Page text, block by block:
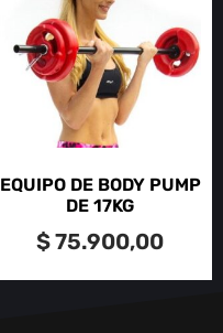
EQUIPO DE BODY PUMP
DE 17KG
$75.900,00